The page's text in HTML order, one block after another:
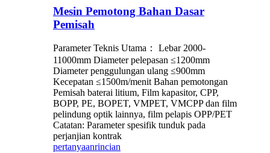
Mesin Pemotong Bahan Dasar
Pemisah
Parameter Teknis Utama： Lebar 2000-
11000mm Diameter pelepasan ≤1200mm
Diameter penggulungan ulang ≤900mm
Kecepatan ≤1500m/menit Bahan pemotongan
Pemisah baterai litium, Film kapasitor, CPP,
BOPP, PE, BOPET, VMPET, VMCPP dan film
pelindung optik lainnya, film pelapis OPP/PET
Catatan: Parameter spesifik tunduk pada
perjanjian kontrak
pertanyaanrincian